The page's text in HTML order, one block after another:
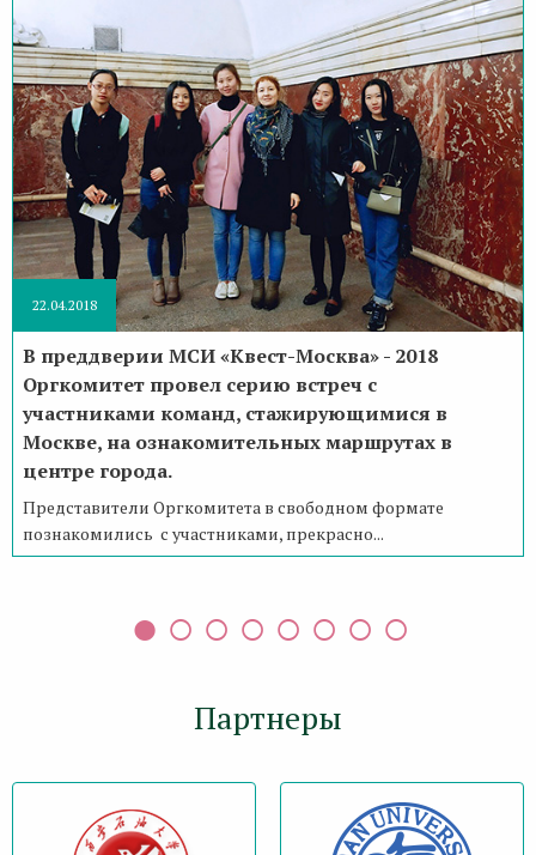
22.04.2018
В преддверии МСИ «Квест-Москва» - 2018
Оргкомитет провел серию встреч с
участниками команд, стажирующимися в
Москве, на ознакомительных маршрутах в
центре города.
Представители Оргкомитета в свободном формате
познакомились с участниками, прекрасно...
Партнеры